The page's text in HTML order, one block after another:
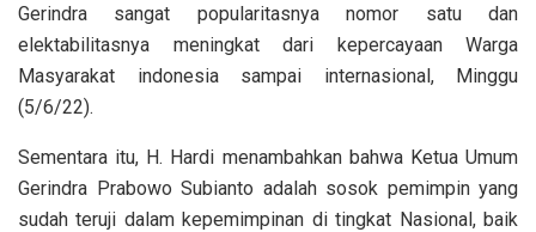
Gerindra sangat popularitasnya nomor satu dan
elektabilitasnya meningkat dari kepercayaan Warga
Masyarakat indonesia sampai internasional, Minggu
(5/6/22).
Sementara itu, H. Hardi menambahkan bahwa Ketua Umum
Gerindra Prabowo Subianto adalah sosok pemimpin yang
sudah teruji dalam kepemimpinan di tingkat Nasional, baik